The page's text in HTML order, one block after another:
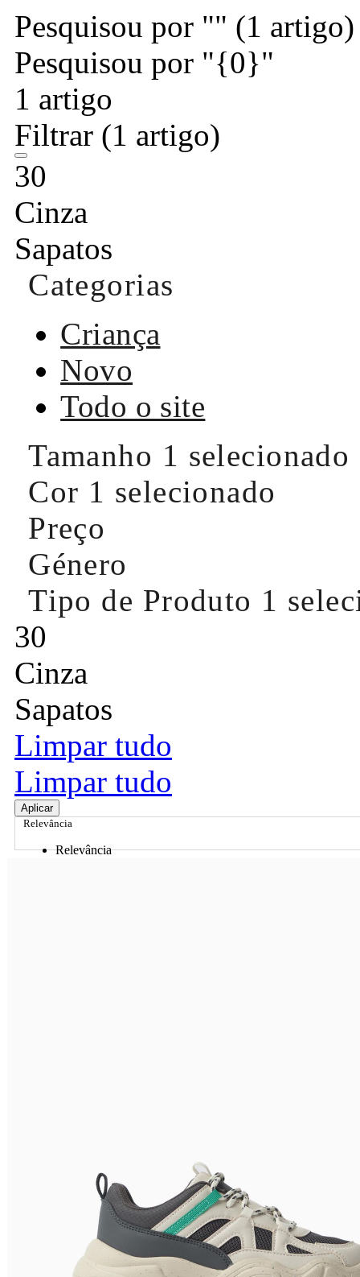
Pesquisou por "" (1 artigo)
Pesquisou por "{0}"
1 artigo
Filtrar (1 artigo)
30
Cinza
Sapatos
Categorias
Criança
Novo
Todo o site
Tamanho 1 selecionado
Cor 1 selecionado
Preço
Género
Tipo de Produto 1
30
Cinza
Sapatos
Limpar tudo
Limpar tudo
Aplicar
Relevância
Relevância